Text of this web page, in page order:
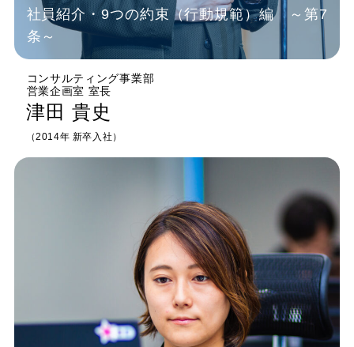
社員紹介・9つの約束（行動規範）編 ～第7
条～
コンサルティング事業部
営業企画室 室長
津田 貴史
（2014年 新卒入社）